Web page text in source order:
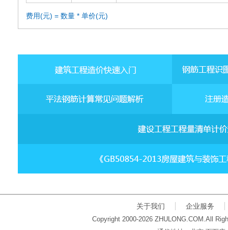
费用(元) = 数量 * 单价(元)
关于我们 企业服务
Copyright 2000-2026 ZHULONG.COM.All